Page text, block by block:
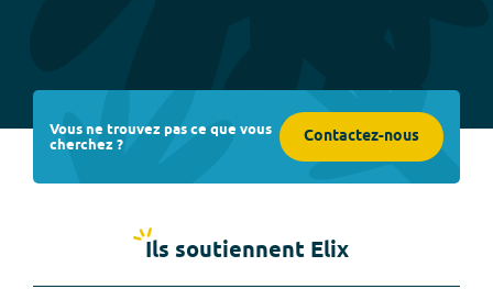
Vous ne trouvez pas ce que vous
cherchez ? Contactez-nous
Ils soutiennent Elix